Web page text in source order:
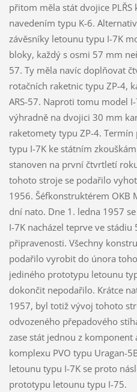
přitom měla stát dvojice
navedením typu K-6.
závěsníky letounu typu I-7K
bloky, každý s osmi 57 mm
57. Ty měla navíc doplňovat
rotačních raketnic typu ZP-4,
ARS-57. Naproti tomu model
výhradně na dvojici 30 mm
raketomety typu ZP-4.
typu I-7K ke státním
stanoven na první čtvrtletí
tohoto stroje se podařilo
1956. Šéfkonstruktérem OKB
dní nato. Dne 1. ledna 1957
I-7K nacházel teprve ve stádiu
připravenosti. Všechny
podařilo vyrobit do února
jediného prototypu letounu
dokončit nepodařilo. Krátce
1957, byl totiž vývoj tohoto
odvozeného přepadového
zase stát jednou z
komplexu PVO typu Uragan-
letounu typu I-7K se proto
prototypu letounu typu I-75.